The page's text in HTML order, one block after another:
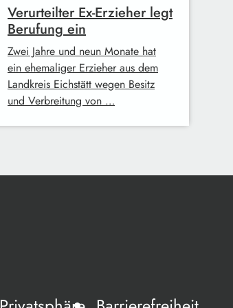
Verurteilter Ex-Erzieher legt
Berufung ein
Zwei Jahre und neun Monate hat
ein ehemaliger Erzieher aus dem
Landkreis Eichstätt wegen Besitz
und Verbreitung von …